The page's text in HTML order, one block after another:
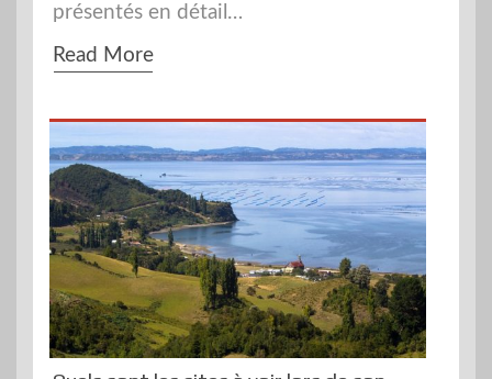
présentés en détail…
Read More